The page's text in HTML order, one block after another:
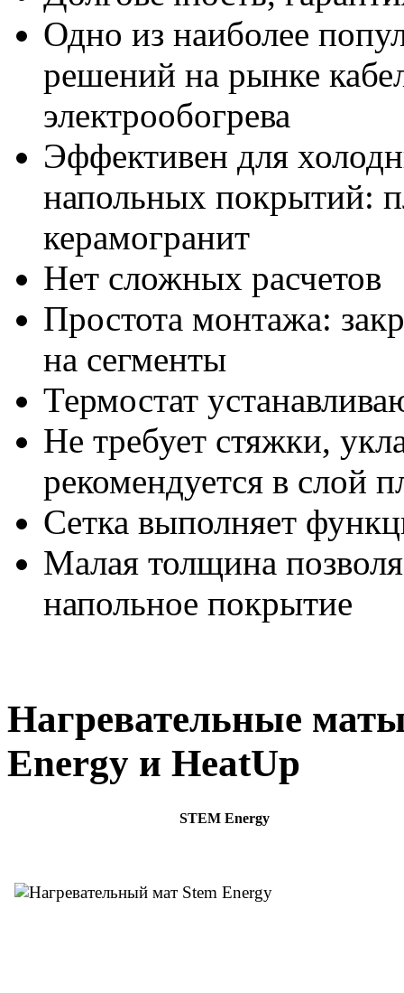
Одно из наиболее
решений на рынке
электрообогрева
Эффективен для
напольных покрытий:
керамогранит
Нет сложных расчетов
Простота монтажа:
на сегменты
Термостат
Не требует стяжки,
рекомендуется в слой
Сетка выполняет
Малая толщина
напольное покрытие
Нагревательные
Energy и HeatUp
STEM Energy